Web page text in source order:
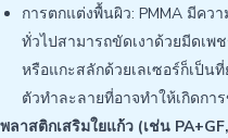
การตกแต่งพื้นผิว: PMMA มีคว
ทั่วไปสามารถขัดเงาด้วยมีดเพ
หรือแกะสลักด้วยเลเซอร์ก็เป็น
ตัวทำละลายที่อาจทำให้เกิดกา
พลาสติกเสริมใยแก้ว (เช่น